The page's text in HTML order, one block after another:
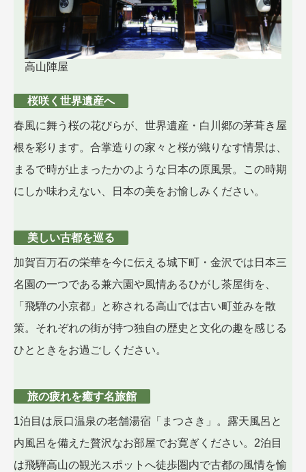
高山陣屋
桜咲く世界遺産へ
春風に舞う桜の花びらが、世界遺産・白川郷の茅葺き屋
根を彩ります。合掌造りの家々と桜が織りなす情景は、
まるで時が止まったかのような日本の原風景。この時期
にしか味わえない、日本の美をお愉しみください。
美しい古都を巡る
加賀百万石の栄華を今に伝える城下町・金沢では日本三
名園の一つである兼六園や風情あるひがし茶屋街を、
「飛騨の小京都」と称される高山では古い町並みを散
策。それぞれの街が持つ独自の歴史と文化の趣を感じる
ひとときをお過ごしください。
旅の疲れを癒す名旅館
1泊目は辰口温泉の老舗湯宿「まつさき」。露天風呂と
内風呂を備えた贅沢なお部屋でお寛ぎください。2泊目
は飛騨高山の観光スポットへ徒歩圏内で古都の風情を愉